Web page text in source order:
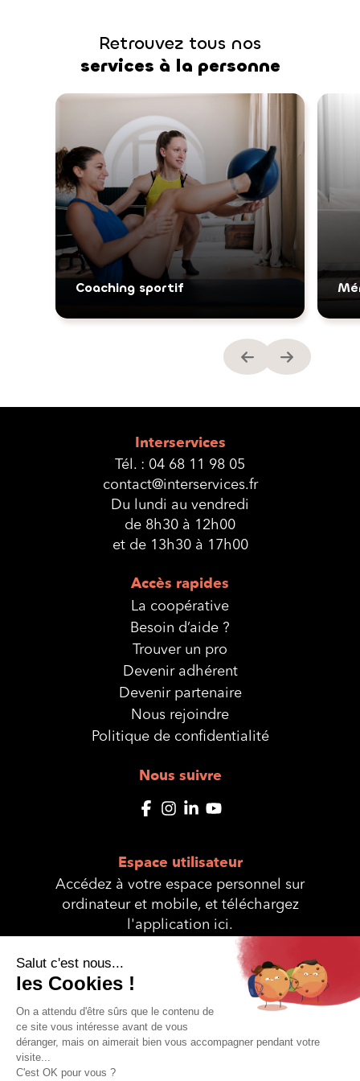
Retrouvez tous nos
services à la personne
Coaching sportif
Interservices
Tél. : 04 68 11 98 05
contact@interservices.fr
Du lundi au vendredi
de 8h30 à 12h00
et de 13h30 à 17h00
Accès rapides
La coopérative
Besoin d’aide ?
Trouver un pro
Devenir adhérent
Devenir partenaire
Nous rejoindre
Politique de confidentialité
Nous suivre
Espace utilisateur
Accédez à votre espace personnel sur
ordinateur et mobile, et téléchargez
l'application ici.